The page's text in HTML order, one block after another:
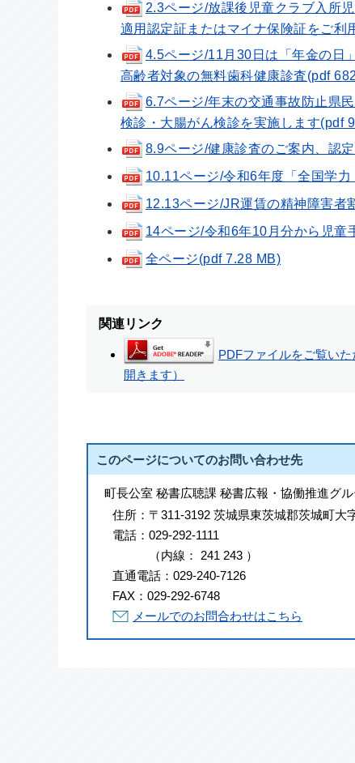
2.3ページ/放課後児童クラブ入所
適用認定証またはマイナ保険証をご利
4.5ページ/11月30日は「年金の日
高齢者対象の無料歯科健康診査(pdf
6.7ページ/年末の交通事故防止県
検診・大腸がん検診を実施します(pdf
8.9ページ/健康診査のご案内、認
10.11ページ/令和6年度「全国学
12.13ページ/JR運賃の精神障害者
14ページ/令和6年10月分から児童
全ページ(pdf 7.28 MB)
関連リンク
PDFファイルをご覧い
開きます）
このページについてのお問い合わせ先
町長公室 秘書広聴課 秘書広報・協働推進グ
住所： 〒311-3192 茨城県東茨城郡茨城町大
電話： 029-292-1111
（内線 ： 241 243 ）
直通電話： 029-240-7126
FAX： 029-292-6748
メールでのお問合わせはこちら